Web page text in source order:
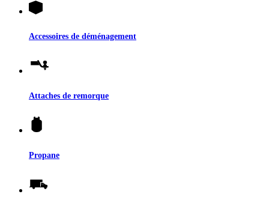
Accessoires de déménagement
Attaches de remorque
Propane